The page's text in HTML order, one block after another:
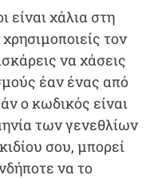
είναι χάλια στη
τον
να χάσεις
έαν ένας από
ο κωδικός είναι
των γενεθλίων
σου, μπορεί
να το